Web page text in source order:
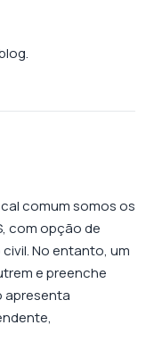
comum somos os
com opção de
No entanto, um
e preenche
apresenta